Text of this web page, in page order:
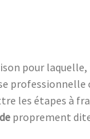
pour
professionnelle
les étapes à
proprement